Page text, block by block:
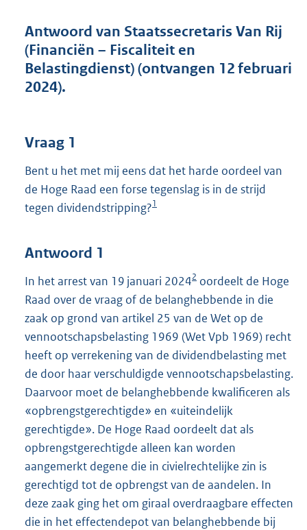
:
5
7
Antwoord van Staatssecretaris Van Rij
(Financiën – Fiscaliteit en
Belastingdienst) (ontvangen 12 februari
2024).
Vraag 1
Bent u het met mij eens dat het harde oordeel van
de Hoge Raad een forse tegenslag is in de strijd
tegen dividendstripping?1
Antwoord 1
In het arrest van 19 januari 20242 oordeelt de Hoge
Raad over de vraag of de belanghebbende in die
zaak op grond van artikel 25 van de Wet op de
vennootschapsbelasting 1969 (Wet Vpb 1969) recht
heeft op verrekening van de dividendbelasting met
de door haar verschuldigde vennootschapsbelasting.
Daarvoor moet de belanghebbende kwalificeren als
«opbrengstgerechtigde» en «uiteindelijk
gerechtigde». De Hoge Raad oordeelt dat als
opbrengstgerechtigde alleen kan worden
aangemerkt degene die in civielrechtelijke zin is
gerechtigd tot de opbrengst van de aandelen. In
deze zaak ging het om giraal overdraagbare effecten
die in het effectendepot van belanghebbende bij